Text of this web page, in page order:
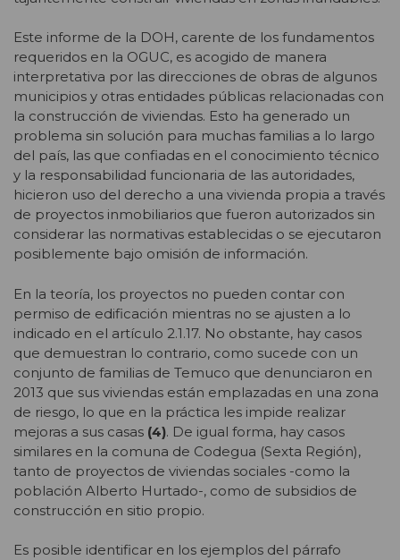
Este informe de la DOH, carente de los fundamentos
requeridos en la OGUC, es acogido de manera
interpretativa por las direcciones de obras de algunos
municipios y otras entidades públicas relacionadas con
la construcción de viviendas. Esto ha generado un
problema sin solución para muchas familias a lo largo
del país, las que confiadas en el conocimiento técnico
y la responsabilidad funcionaria de las autoridades,
hicieron uso del derecho a una vivienda propia a través
de proyectos inmobiliarios que fueron autorizados sin
considerar las normativas establecidas o se ejecutaron
posiblemente bajo omisión de información.
En la teoría, los proyectos no pueden contar con
permiso de edificación mientras no se ajusten a lo
indicado en el artículo 2.1.17. No obstante, hay casos
que demuestran lo contrario, como sucede con un
conjunto de familias de Temuco que denunciaron en
2013 que sus viviendas están emplazadas en una zona
de riesgo, lo que en la práctica les impide realizar
mejoras a sus casas (4). De igual forma, hay casos
similares en la comuna de Codegua (Sexta Región),
tanto de proyectos de viviendas sociales -como la
población Alberto Hurtado-, como de subsidios de
construcción en sitio propio.
Es posible identificar en los ejemplos del párrafo